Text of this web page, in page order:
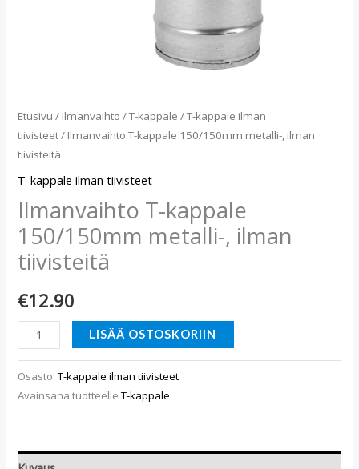
Etusivu / Ilmanvaihto /T-kappale /T-kappale ilman
tiivisteet/ Ilmanvaihto T-kappale 150/150mm metalli-, ilman
tiivisteitä
T-kappale ilman tiivisteet
Ilmanvaihto T-kappale
150/150mm metalli-, ilman
tiivisteitä
€12.90
LISÄÄ OSTOSKORIIN
Osasto:T-kappale ilman tiivisteet
Avainsana tuotteelleT-kappale